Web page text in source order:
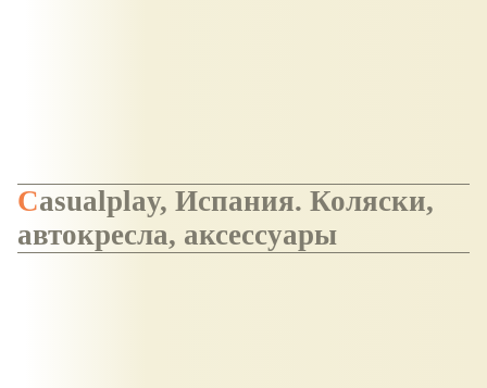
Casualplay, Испания. Коляски,
автокресла, аксессуары